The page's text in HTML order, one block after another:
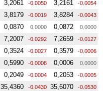
3,2061 -0.0050 3,2161 -0.0054
3,8179 -0.0019 3,8284 -0.0043
0,0870 0.0000 0,0872 0.0000
7,2007 -0.0292 7,2659 -0.0127
0,3524 -0.0027 0,3579 -0.0006
0,5990 -0.0008 0,0006 0.0000
0,2049 -0.0004 0,2053 -0.0005
35,4360 -0.0430 35,6070 -0.0530